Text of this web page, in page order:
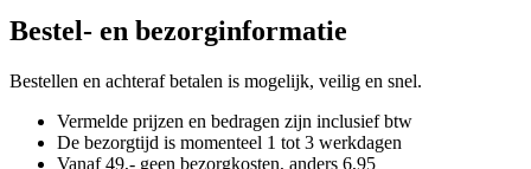
Bestel- en bezorginformatie
Bestellen en achteraf betalen is mogelijk, veilig en snel.
Vermelde prijzen en bedragen zijn inclusief btw
De bezorgtijd is momenteel 1 tot 3 werkdagen
Vanaf 49,- geen bezorgkosten, anders 6,95